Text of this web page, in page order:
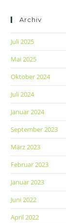
Archiv
Juli 2025
Mai 2025
Oktober 2024
Juli 2024
Januar 2024
September 2023
März 2023
Februar 2023
Januar 2023
Juni 2022
April 2022